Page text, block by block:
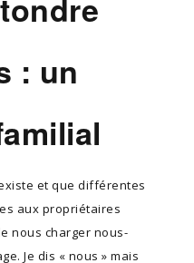
: un
et que différentes
aux propriétaires
nous charger nous-
Je dis « nous » mais